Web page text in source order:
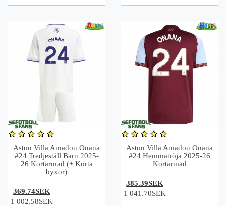
Aston Villa Amadou Onana
#24 Tredjeställ Barn 2025-
26 Kortärmad (+ Korta
byxor)
369.74SEK
1 002.58SEK
Aston Villa Amadou Onana
#24 Hemmatröja 2025-26
Kortärmad
385.39SEK
1 041.70SEK